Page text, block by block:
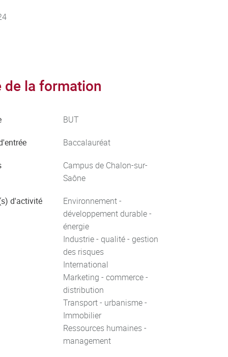
de la formation
BUT
Baccalauréat
Campus de Chalon-sur-
Saône
d'activité
Environnement -
développement durable -
énergie
Industrie - qualité - gestion
des risques
International
Marketing - commerce -
distribution
Transport - urbanisme -
Immobilier
Ressources humaines -
management